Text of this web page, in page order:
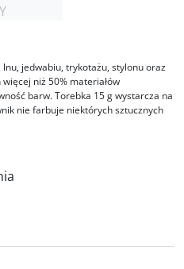
lnu, jedwabiu, trykotażu, stylonu oraz
niż 50% materiałów
barw. Torebka 15 g wystarcza na
nie farbuje niektórych sztucznych